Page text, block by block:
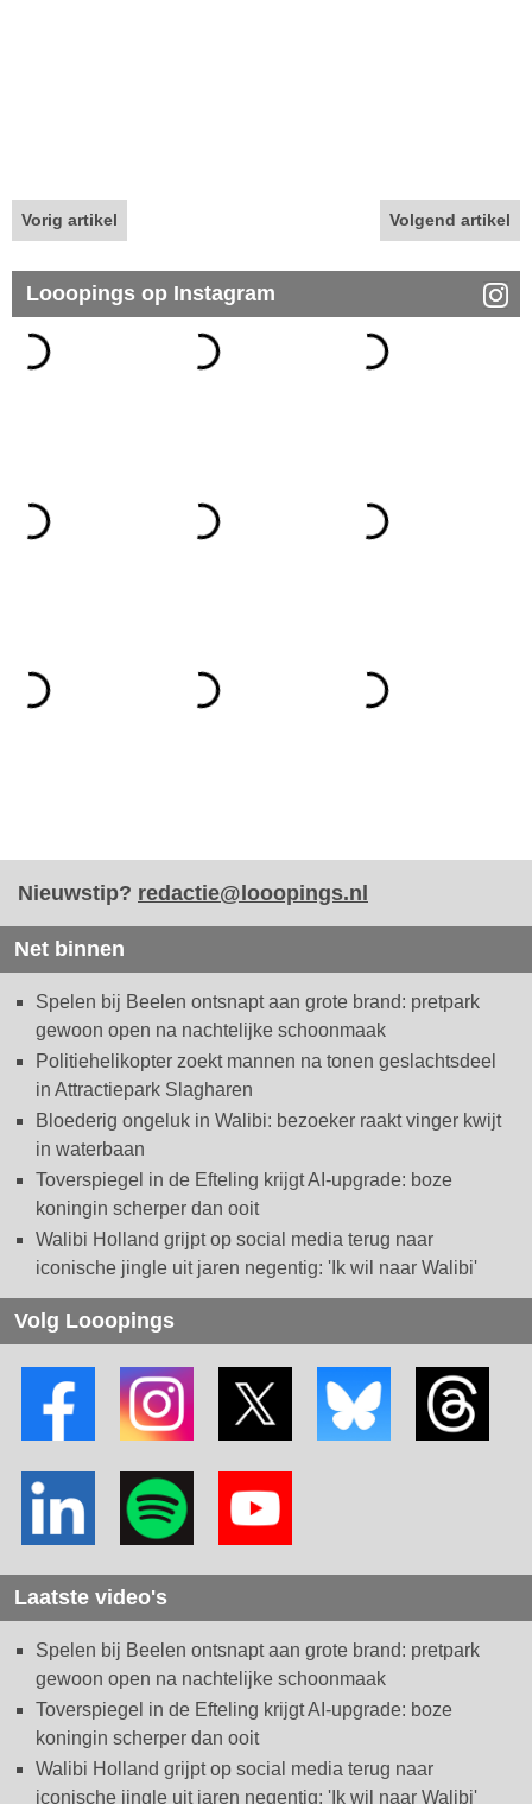
Vorig artikel Volgend artikel
Looopings op Instagram
Nieuwstip? redactie@looopings.nl
Net binnen
Spelen bij Beelen ontsnapt aan grote brand: pretpark
gewoon open na nachtelijke schoonmaak
Politiehelikopter zoekt mannen na tonen geslachtsdeel
in Attractiepark Slagharen
Bloederig ongeluk in Walibi: bezoeker raakt vinger kwijt
in waterbaan
Toverspiegel in de Efteling krijgt AI-upgrade: boze
koningin scherper dan ooit
Walibi Holland grijpt op social media terug naar
iconische jingle uit jaren negentig: 'Ik wil naar Walibi'
Volg Looopings
Laatste video's
Spelen bij Beelen ontsnapt aan grote brand: pretpark
gewoon open na nachtelijke schoonmaak
Toverspiegel in de Efteling krijgt AI-upgrade: boze
koningin scherper dan ooit
Walibi Holland grijpt op social media terug naar
iconische jingle uit jaren negentig: 'Ik wil naar Walibi'